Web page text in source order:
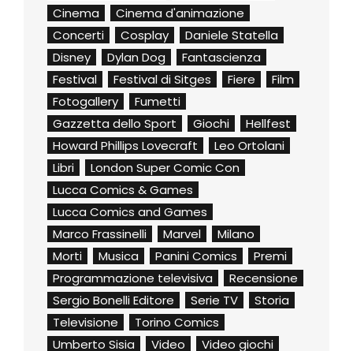
Cinema
Cinema d'animazione
Concerti
Cosplay
Daniele Statella
Disney
Dylan Dog
Fantascienza
Festival
Festival di Sitges Fiere
Film
Fotogallery
Fumetti
Gazzetta dello Sport
Giochi
Hellfest
Howard Phillips Lovecraft
Leo Ortolani
Libri
London Super Comic Con
Lucca Comics & Games
Lucca Comics and Games
Marco Frassinelli
Marvel
Milano
Morti
Musica Panini Comics
Premi
Programmazione televisiva
Recensione
Sergio Bonelli Editore
Serie TV
Storia
Televisione
Torino Comics
Umberto Sisia
Video
Video giochi